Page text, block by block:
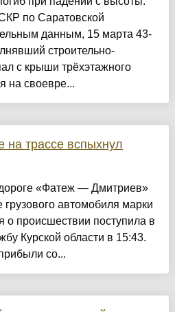
по Саратовской
данным, 15 марта 43-
строительно-
с крыши трёхэтажного
на своевре...
на трассе вспыхнул
«Фатеж — Дмитриев»
автомобиля марки
происшествии поступила в
Курской области в 15:43.
со...